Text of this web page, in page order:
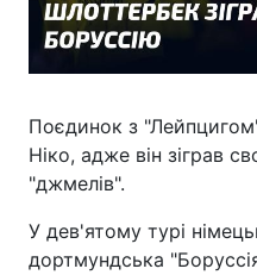
Поєдинок з
Ніко, адже він зіграв
"джмелів".
У дев'ятому турі
дортмундська